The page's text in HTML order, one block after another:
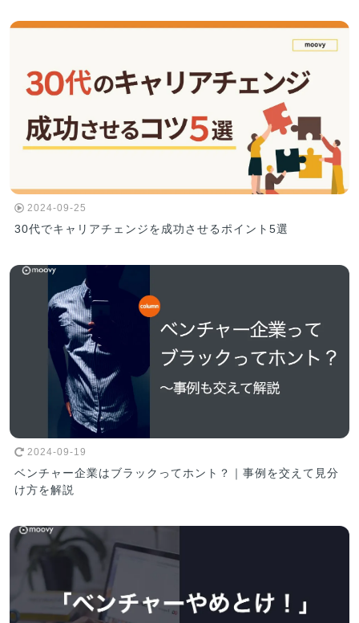
2024-09-25
30代でキャリアチェンジを成功させるポイント5選
2024-09-19
ベンチャー企業はブラックってホント？｜事例を交えて見分
け方を解説